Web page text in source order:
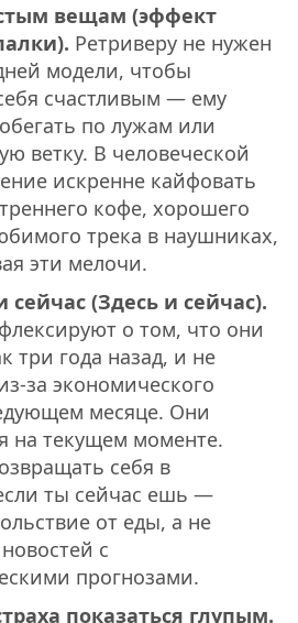
вещам (эффект
Ретриверу не нужен
модели, чтобы
счастливым — ему
по лужам или
ветку. В человеческой
искренне кайфовать
кофе, хорошего
трека в наушниках,
эти мелочи.
сейчас (Здесь и сейчас).
о том, что они
три года назад, и не
за экономического
месяце. Они
на текущем моменте.
себя в
ты сейчас ешь —
от еды, а не
с
прогнозами.
показаться глупым.